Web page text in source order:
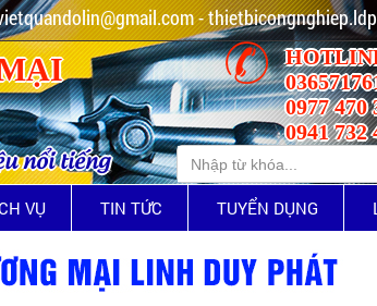
-
nổi tiếng
0977 470
0941 732
VỤ TIN TỨC TUYỂN DỤNG